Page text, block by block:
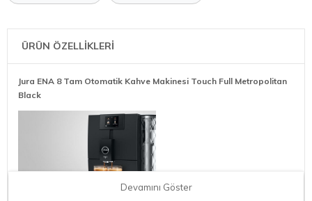
ÜRÜN ÖZELLİKLERİ
Jura ENA 8 Tam Otomatik Kahve Makinesi Touch Full Metropolitan
Black
Devamını Göster